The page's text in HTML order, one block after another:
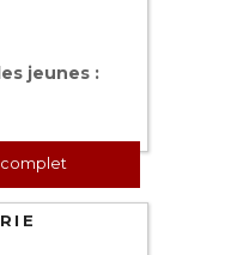
jeunes :
complet